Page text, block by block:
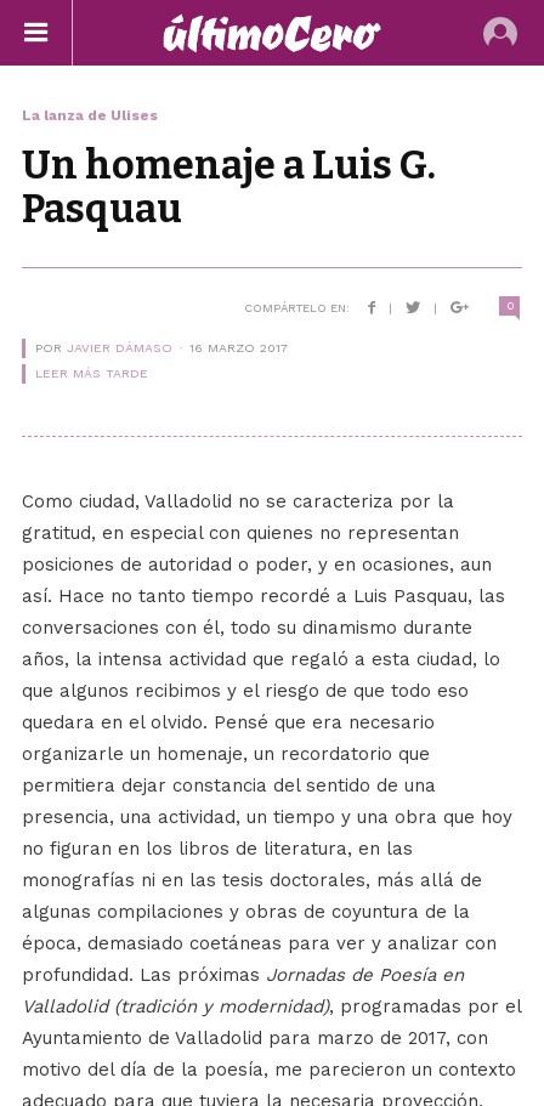
La lanza de Ulises
Un homenaje a Luis G.
Pasquau
COMPÁRTELO EN: | | 0
POR JAVIER DÁMASO
16 MARZO 2017
LEER MÁS TARDE
Como ciudad, Valladolid no se caracteriza por la
gratitud, en especial con quienes no representan
posiciones de autoridad o poder, y en ocasiones, aun
así. Hace no tanto tiempo recordé a Luis Pasquau, las
conversaciones con él, todo su dinamismo durante
años, la intensa actividad que regaló a esta ciudad, lo
que algunos recibimos y el riesgo de que todo eso
quedara en el olvido. Pensé que era necesario
organizarle un homenaje, un recordatorio que
permitiera dejar constancia del sentido de una
presencia, una actividad, un tiempo y una obra que hoy
no figuran en los libros de literatura, en las
monografías ni en las tesis doctorales, más allá de
algunas compilaciones y obras de coyuntura de la
época, demasiado coetáneas para ver y analizar con
profundidad. Las próximas Jornadas de Poesía en
Valladolid (tradición y modernidad), programadas por el
Ayuntamiento de Valladolid para marzo de 2017, con
motivo del día de la poesía, me parecieron un contexto
adecuado para que tuviera la necesaria proyección,